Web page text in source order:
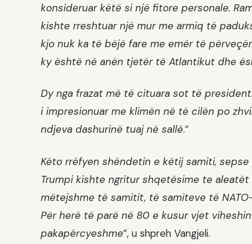
konsideruar këtë si një fitore personale.
kishte rreshtuar një mur me armiq të
kjo nuk ka të bëjë fare me emër të
ky është në anën tjetër të Atlantikut dhe
Dy nga frazat më të cituara sot të
i impresionuar me klimën në të cilën po
ndjeva dashurinë tuaj në sallë.”
Këto rrëfyen shëndetin e këtij samiti,
Trumpi kishte ngritur shqetësime te
mëtejshme të samitit, të samiteve të
Për herë të parë në 80 e kusur vjet
pakapërcyeshme”, u shpreh Vangjeli.